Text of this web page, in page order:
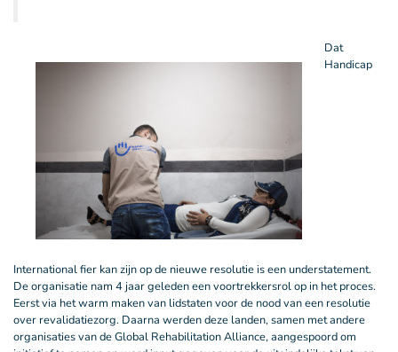
Dat
Handicap
International fier kan zijn op de nieuwe resolutie is een understatement.
De organisatie nam 4 jaar geleden een voortrekkersrol op in het proces.
Eerst via het warm maken van lidstaten voor de nood van een resolutie
over revalidatiezorg. Daarna werden deze landen, samen met andere
organisaties van de Global Rehabilitation Alliance, aangespoord om